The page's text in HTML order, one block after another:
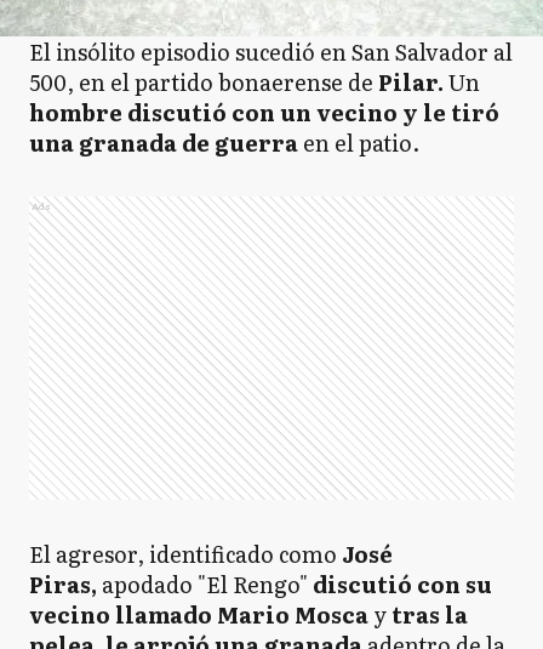
El insólito episodio sucedió en San Salvador al
500, en el partido bonaerense de Pilar.Un
hombre discutió con un vecino y le tiró
una granada de guerraen el patio.
Ads
El agresor, identificado como José
Piras, apodado "El Rengo" discutió con su
vecino llamado Mario Moscaytras la